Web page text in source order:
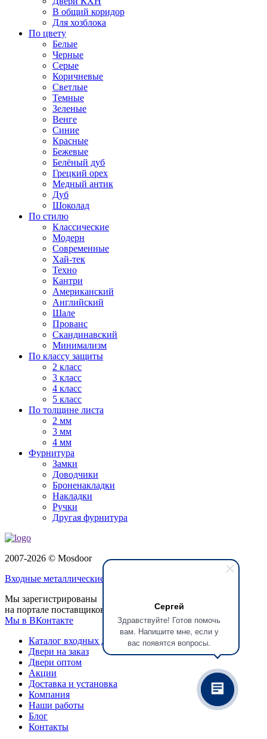
Сергей
Здравствуйте! Готов помочь
вам. Напишите мне, если у
вас появятся вопросы.
В общий коридор
Для хозблока
По цвету
Белые
Черные
Серые
Коричневые
Светлые
Темные
Зеленые
Венге
Синие
Красные
Бежевые
Белёный дуб
Грецкий орех
Медный антик
Дуб
Шоколад
По стилю
Классические
Модерн
Современные
Хай-тек
Техно
Кантри
Американский
Английский
Шале
Прованс
Скандинавский
Минимализм
По классу защиты
2 класс
3 класс
4 класс
5 класс
По толщине листа
2 мм
3 мм
4 мм
Фурнитура
Замки
Доводчики
Броненакладки
Накладки
Ручки
Другая фурнитура
2007-2026 © Mosdoor
Входные металлические двери
Мы зарегистрированы
на портале поставщиков
Мы в ВКонтакте
Каталог входных дверей
Двери на заказ
Двери оптом
Акции
Доставка и установка
Компания
Наши работы
Блог
Контакты